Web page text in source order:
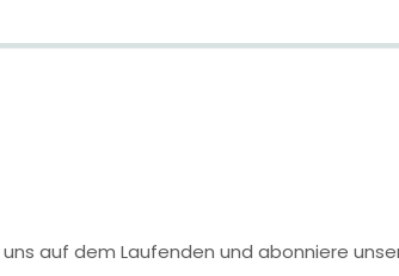
auf dem Laufenden und abonniere